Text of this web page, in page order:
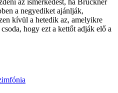
a negyediket ajánlják,
kívül a hetedik az, amelyikre
hogy ezt a kettőt adják elő a